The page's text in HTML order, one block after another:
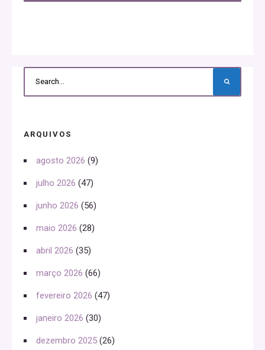
ARQUIVOS
agosto 2026 (9)
julho 2026 (47)
junho 2026 (56)
maio 2026 (28)
abril 2026 (35)
março 2026 (66)
fevereiro 2026 (47)
janeiro 2026 (30)
dezembro 2025 (26)